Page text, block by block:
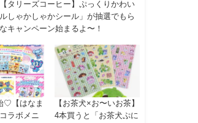
タリーズコーヒー】ぷっくりかわい
しゃかしゃかシール」が抽選でもら
キャンペーン始まるよ〜！
♡【はなま
ラボメニ
【お茶犬×お〜いお茶】
4本買うと「お茶犬ぷに